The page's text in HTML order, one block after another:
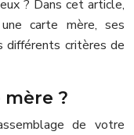
? Dans cet article,
carte mère, ses
différents critères de
mère ?
de votre